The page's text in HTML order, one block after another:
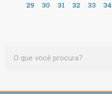
29
30 31 32 33 34